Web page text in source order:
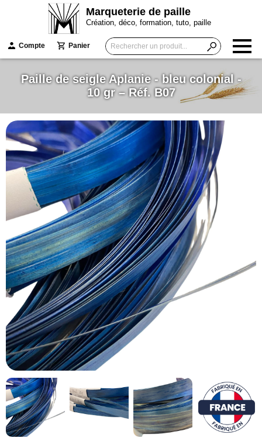
Marqueterie de paille
Création, déco, formation, tuto, paille
Compte Panier
Paille de seigle Aplanie - bleu colonial -
10 gr – Réf. B07